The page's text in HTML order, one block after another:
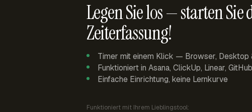
Legen Sie los — starten Sie
Zeiterfassung!
Timer mit einem Klick — Browser, Desktop
Funktioniert in Asana, ClickUp, Linear,
Einfache Einrichtung, keine Lernkurve
Funktioniert mit Ihrem Lieblingstool: